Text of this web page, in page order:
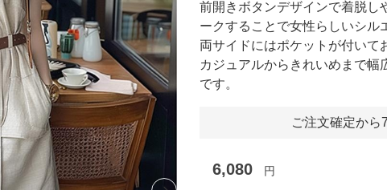
前開きボタンデザインで着脱し
ークすることで女性らしいシル
両サイドにはポケットが付いて
カジュアルからきれいめまで幅
です。
ご注文確定から
6,080 円